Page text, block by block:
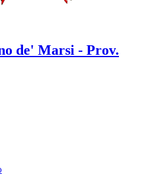
de' Marsi - Prov.